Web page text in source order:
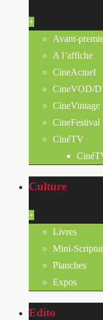
+
Avant-
A l’affiche
CineActuel
CineVOD/
CineVintage
CineFestival
CinéTV
Culture
+
Livres
Mini-
Planches
Expos
Edito